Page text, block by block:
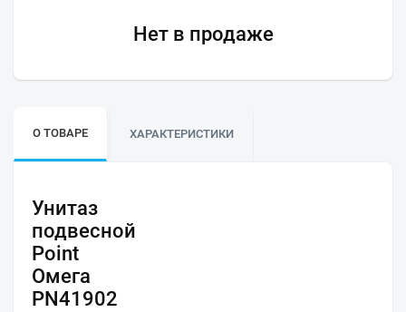
Нет в продаже
О ТОВАРЕ ХАРАКТЕРИСТИКИ
Унитаз
подвесной
Point
Омега
PN41902